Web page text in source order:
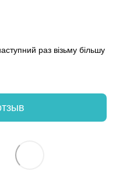
раз візьму більшу